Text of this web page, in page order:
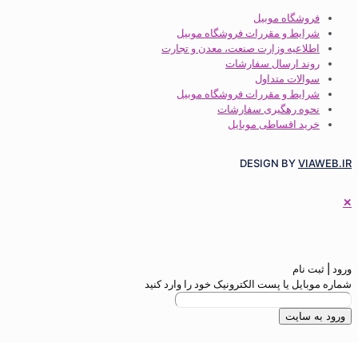
موبیل
و مقررات فروشگاه موبیل
وزارت صنعت، معدن و تجارت
ارسال سفارشات
متداول
و مقررات فروشگاه موبیل
رهگیری سفارشات
اقساطی موبایل
DESIGN BY
یا پست الکترونیک خود را وارد کنید